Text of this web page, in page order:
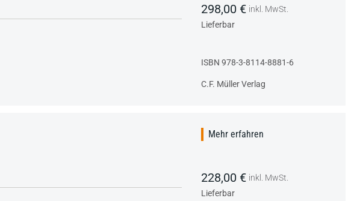
298,00 € inkl. MwSt.
Lieferbar
ISBN 978-3-8114-8881-6
C.F. Müller Verlag
Mehr erfahren
228,00 € inkl. MwSt.
Lieferbar